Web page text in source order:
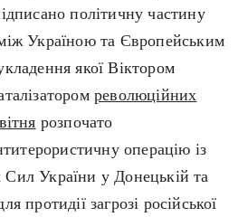
політичну частину
Україною та Європейським
якої Віктором
революційних
розпочато
операцію із
України у Донецькій та
протидії загрозі російської